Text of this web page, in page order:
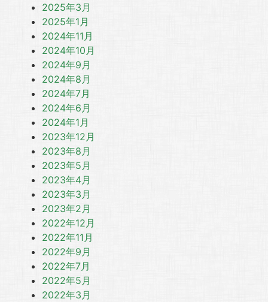
2025年3月
2025年1月
2024年11月
2024年10月
2024年9月
2024年8月
2024年7月
2024年6月
2024年1月
2023年12月
2023年8月
2023年5月
2023年4月
2023年3月
2023年2月
2022年12月
2022年11月
2022年9月
2022年7月
2022年5月
2022年3月